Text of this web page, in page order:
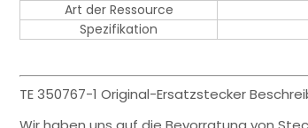
Art der Ressource
Spezifikation
TE 350767-1 Original-Ersatzstecker